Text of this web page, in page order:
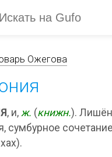
Ожегова
, и, ж. (книжн.).
сумбурное